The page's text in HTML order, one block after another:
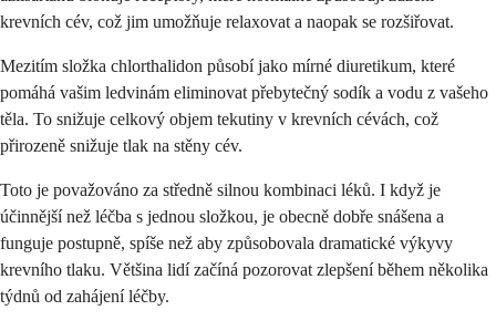
krevních cév, což jim umožňuje relaxovat a naopak se rozšiřovat.
Mezitím složka chlorthalidon působí jako mírné diuretikum, které
pomáhá vašim ledvinám eliminovat přebytečný sodík a vodu z vašeho
těla. To snižuje celkový objem tekutiny v krevních cévách, což
přirozeně snižuje tlak na stěny cév.
Toto je považováno za středně silnou kombinaci léků. I když je
účinnější než léčba s jednou složkou, je obecně dobře snášena a
funguje postupně, spíše než aby způsobovala dramatické výkyvy
krevního tlaku. Většina lidí začíná pozorovat zlepšení během několika
týdnů od zahájení léčby.